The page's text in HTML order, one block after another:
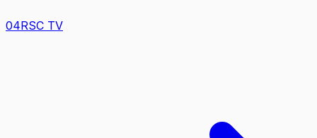
04RSC TV